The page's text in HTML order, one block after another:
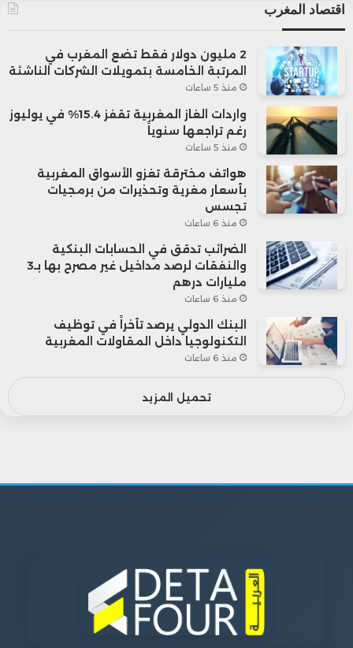
اقتصاد المغرب
2 مليون دولار فقط تضع المغرب في
المرتبة الخامسة بتمويلات الشركات الناشئة
منذ 5 ساعات
واردات الغاز المغربية تقفز 15.4% في يوليوز
رغم تراجعها سنوياً
منذ 5 ساعات
هواتف مخترقة تغزو الأسواق المغربية
بأسعار مغرية وتحذيرات من برمجيات
تجسس
منذ 6 ساعات
الضرائب تدقق في الحسابات البنكية
والنفقات لرصد مداخيل غير مصرح بها بـ3
مليارات درهم
منذ 6 ساعات
البنك الدولي يرصد تأخراً في توظيف
التكنولوجيا داخل المقاولات المغربية
منذ 6 ساعات
تحميل المزيد